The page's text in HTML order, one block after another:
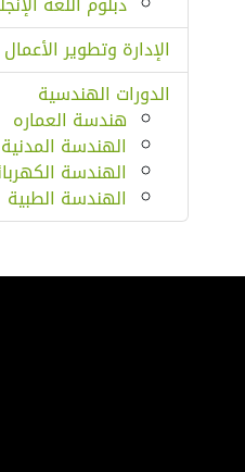
الإدارة وتطوير الأعمال
الدورات الهندسية
هندسة العماره
الهندسة المدنية
الهندسة
الهندسة الطبية